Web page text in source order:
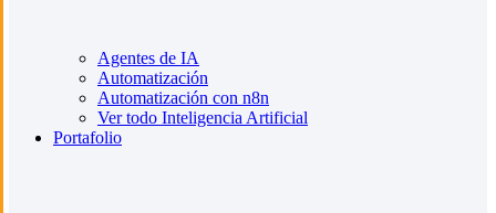
Agentes de IA
Automatización
Automatización con n8n
Ver todo Inteligencia Artificial
Portafolio